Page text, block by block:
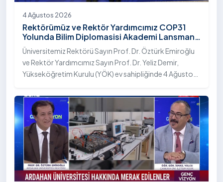
4 Ağustos 2026
Rektörümüz ve Rektör Yardımcımız COP31
Yolunda Bilim Diplomasisi Akademi Lansmanı
Toplantısına Katıldı
Üniversitemiz Rektörü Sayın Prof. Dr. Öztürk Emiroğlu
ve Rektör Yardımcımız Sayın Prof. Dr. Yeliz Demir,
Yükseköğretim Kurulu (YÖK) ev sahipliğinde 4 Ağustos
Bilim Diplomasisi: Akademi Lansmanı” programına
katıldı.